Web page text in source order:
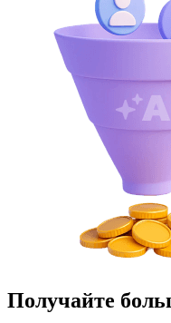
Получайте